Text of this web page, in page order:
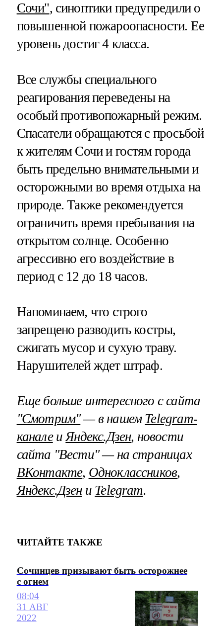
Сочи", синоптики предупредили о
повышенной пожароопасности. Ее
уровень достиг 4 класса.
Все службы специального
реагирования переведены на
особый противопожарный режим.
Спасатели обращаются с просьбой
к жителям Сочи и гостям города
быть предельно внимательными и
осторожными во время отдыха на
природе. Также рекомендуется
ограничить время пребывания на
открытом солнце. Особенно
агрессивно его воздействие в
период с 12 до 18 часов.
Напоминаем, что строго
запрещено разводить костры,
сжигать мусор и сухую траву.
Нарушителей ждет штраф.
Еще больше интересного с сайта
"Смотрим"— в нашем Telegram-
каналеи Яндекс.Дзен, новости
сайта "Вести" — на страницах
ВКонтакте, Одноклассников,
Яндекс.Дзени Telegram.
ЧИТАЙТЕ ТАКЖЕ
Сочинцев призывают быть осторожнее
с огнем
08:04
31 АВГ
2022